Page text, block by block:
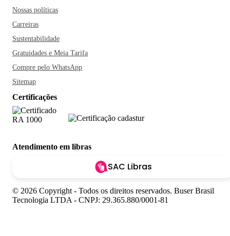
Nossas políticas
Carreiras
Sustentabilidade
Gratuidades e Meia Tarifa
Compre pelo WhatsApp
Sitemap
Certificações
Atendimento em libras
SAC Libras
© 2026 Copyright - Todos os direitos reservados. Buser Brasil
Tecnologia LTDA - CNPJ: 29.365.880/0001-81